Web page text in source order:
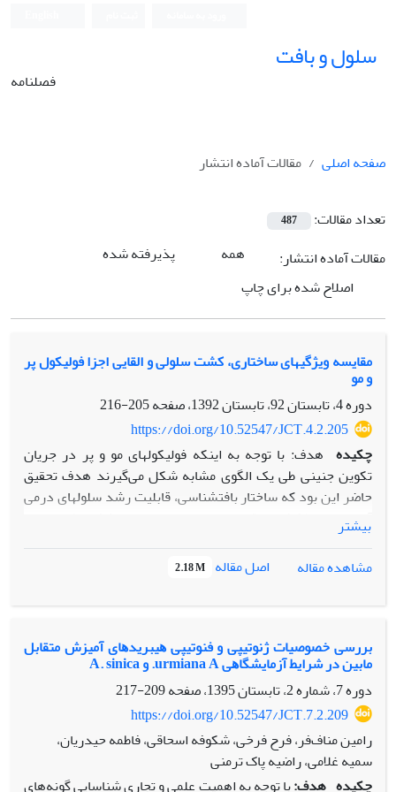
سلول و بافت
فصلنامه
صفحه اصلی مقالات آماده انتشار
تعداد مقالات: 487
مقالات آماده انتشار: همه
پذیرفته شده
اصلاح شده برای چاپ
مقایسه ویژگی‏های ساختاری، کشت سلولی و القایی اجزا فولیکول پر
و مو
دوره 4، تابستان 92، تابستان 1392، صفحه
205-216
https://doi.org/10.52547/JCT.4.2.205
چکیده هدف: با توجه به این‏که فولیکول‏های مو و پر در جریان
تکوین جنینی طی یک الگوی مشابه شکل می‌گیرند هدف تحقیق
حاضر این بود که ساختار بافت‏شناسی، قابلیت رشد سلول‏های درمی
آن‏ها در محیط کشت و قابلیت القایی این سلول‏های کشت شده برای
شروع برهم‏کنش‏های درمی- اپیدرمی مورد مقایسه قرار گیرد.
مواد و روش‎ها: فولیکول‏های پر و مو به‏ترتیب از کبوتر و موش صحرایی
تهیه شد. از یک طرف، برخی از فولیکول‏ها برای کارهای بافت‏شناسی
آماده شدند و از طرف دیگر فولیکول‏های باقی‏مانده برای خارج کردن
شده در محیط کشت رشد داده شدند. سلول‏های کشت شده سپس
به داخل نیمه-فولیکول‏های موی بدون پاپپلا حاصل از موش بدون
تیموس پیوند زده شدند. بعد از 28 روز فولیکول‏های دریافت کننده
پیوند مورد ارزیابی بافت‏شناسی قرار گرفتند.
نتایج: مطالعات بافت‏شناسی آشکار کرد که دو فولیکول (پر و مو)
علی‏رغم داشتن تفات‏های مشخص بطور کلی دارای ساختار مشابهی
هستند. سلول‏های پاپیلای درمی فولیکول مو در محیط کشت نسبت
بیشتر
مشاهده مقاله
اصل مقاله 2.18 M
ﺑﺮرﺳﯽ ﺧﺼﻮﺻﯿﺎت ژﻧﻮﺗﯿﭙﯽ و فنوتیپی ﻫﯿﺒﺮﯾﺪﻫﺎی آﻣﯿﺰش ﻣﺘﻘﺎﺑﻞ
ﻣﺎﺑﯿﻦ در ﺷﺮاﯾﻂ آزﻣﺎﯾﺸﮕﺎﻫﯽ urmiana A. و A. sinica
دوره 7، شماره 2، تابستان 1395، صفحه
209-217
https://doi.org/10.52547/JCT.7.2.209
رامین مناف‌فر، فرح فرخی، شکوفه اسحاقی، فاطمه حیدریان،
سمیه غلامی، راضیه پاک ترمنی
چکیده هدف:با توجه به اهمیت علمی و تجاری شناسایی گونه‌های